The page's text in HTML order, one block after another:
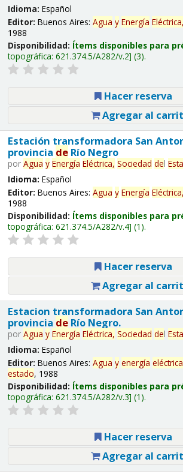
Idioma: Español
Editor: Buenos Aires: Agua y Energía Eléctrica,
1988
Disponibilidad: Ítems disponibles para
topográfica: 621.374.5/A282/v.2 (3).
Hacer reserva
Agregar al
Estación transformadora San
provincia deRío Negro
por Agua y Energía Eléctrica, Sociedad del
Idioma: Español
Editor: Buenos Aires: Agua y Energía Eléctrica,
1988
Disponibilidad: Ítems disponibles para
topográfica: 621.374.5/A282/v.4 (1).
Hacer reserva
Agregar al
Estacion transformadora San
provincia deRío Negro.
por Agua y Energía Eléctrica, Sociedad del
Idioma: Español
Editor: Buenos Aires: Agua y energía
estado, 1988
Disponibilidad: Ítems disponibles para
topográfica: 621.374.5/A282/v.3 (1).
Hacer reserva
Agregar al